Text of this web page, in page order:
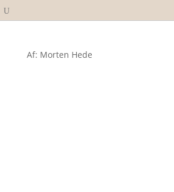
Af: Morten Hede